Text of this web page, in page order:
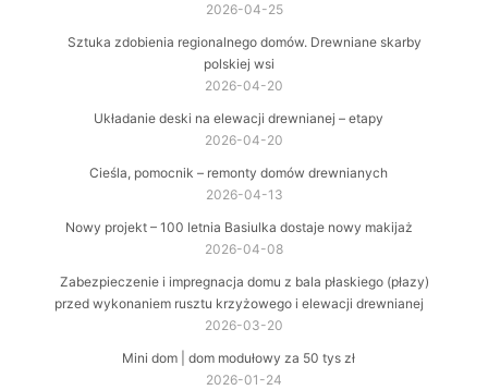
2026-04-25
Sztuka zdobienia regionalnego domów. Drewniane skarby
polskiej wsi
2026-04-20
Układanie deski na elewacji drewnianej – etapy
2026-04-20
Cieśla, pomocnik – remonty domów drewnianych
2026-04-13
Nowy projekt – 100 letnia Basiulka dostaje nowy makijaż
2026-04-08
Zabezpieczenie i impregnacja domu z bala płaskiego (płazy)
przed wykonaniem rusztu krzyżowego i elewacji drewnianej
2026-03-20
Mini dom | dom modułowy za 50 tys zł
2026-01-24